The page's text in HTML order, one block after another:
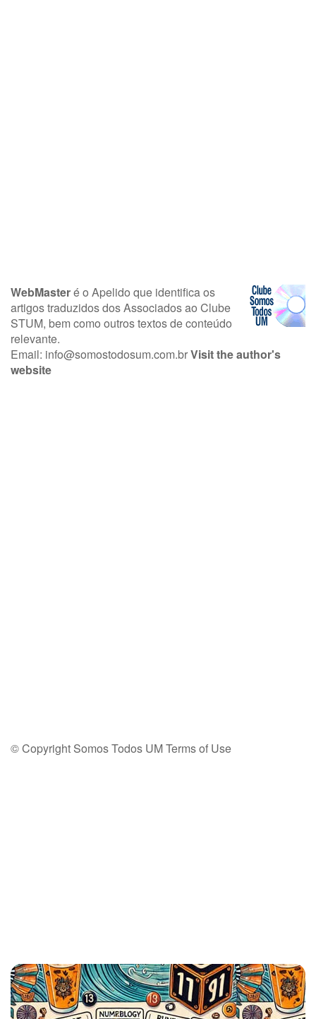
WebMasteré o Apelido que identifica os
artigos traduzidos dos Associados ao Clube
STUM, bem como outros textos de conteúdo
relevante.
Email: info@somostodosum.com.brVisit the author's
website
© Copyright Somos Todos UMTerms of Use